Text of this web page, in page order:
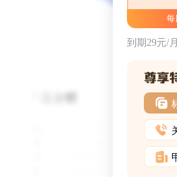
每
到期29元/